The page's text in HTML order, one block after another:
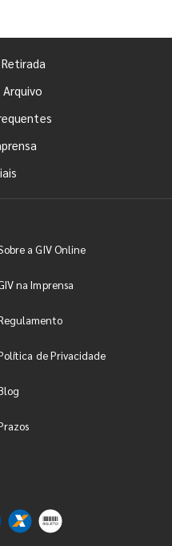
a GIV Online
na Imprensa
de Privacidade